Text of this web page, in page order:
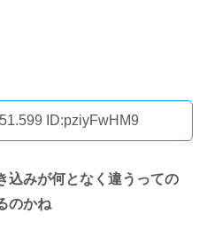
ID:pziyFwHM9
込みが何となく違うっての
のかね